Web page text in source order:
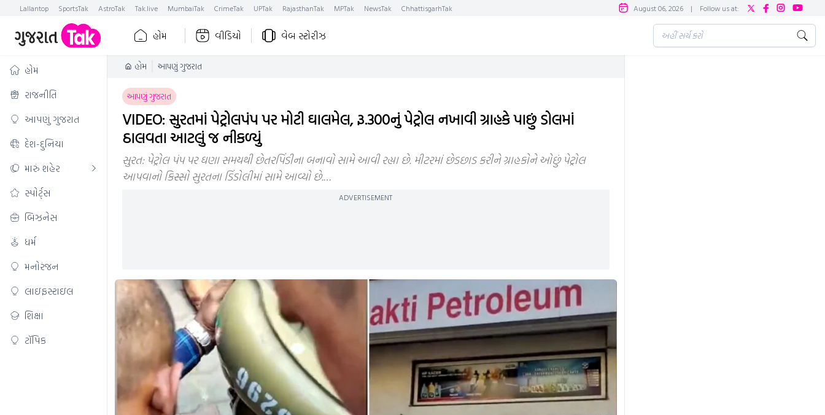
Lallantop SportsTak AstroTak Tak.live MumbaiTak CrimeTak UPTak RajasthanTak MPTak NewsTak ChhattisgarhTak August 06, 2026 | Follow us at:
હોમ વીડિયો વેબ સ્ટોરીઝ
હોમ
રાજનીતિ
આપણું ગુજરાત
દેશ-દુનિયા
મારું શહેર
સ્પોર્ટ્સ
બિઝનેસ
ધર્મ
મનોરંજન
લાઇફસ્ટાઇલ
શિક્ષા
ટૉપિક
હોમ આપણું ગુજરાત
આપણું ગુજરાત
VIDEO: સુરતમાં પેટ્રોલપંપ પર મોટી ઘાલમેલ, રૂ.300નું પેટ્રોલ નખાવી ગ્રાહકે પાછું ડોલમાં
ઠાલવતા આટલું જ નીકળ્યું
સુરત: પેટ્રોલ પંપ પર ઘણા સમયથી છેતરપિંડીના બનાવો સામે આવી રહ્યા છે. મીટરમાં છેડછાડ કરીને ગ્રાહકોને ઓછું પેટ્રોલ
આપવાનો કિસ્સો સુરતના ડિંડોલીમાં સામે આવ્યો છે.…
ADVERTISEMENT